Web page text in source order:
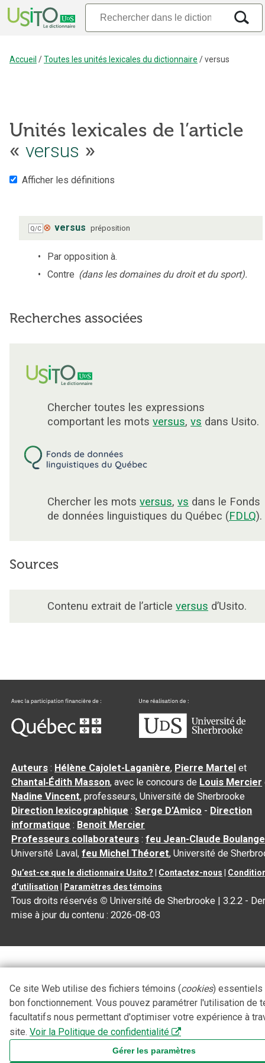
Accueil /Toutes les unités lexicales du dictionnaire /versus
Unités lexicales de l’article
« versus »
Afficher les définitions
Q/C ⊗ versus préposition
Par opposition à.
Contre (dans les domaines du droit et du sport).
Recherches associées
Chercher toutes les expressions
comportant les mots versus, vs dans Usito.
Chercher les mots versus, vs dans le Fonds
de données linguistiques du Québec (FDLQ).
Sources
Contenu extrait de l’article versus d’Usito.
Auteurs : Hélène Cajolet-Laganière, Pierre Martel et
Chantal‑Édith Masson, avec le concours de Louis Mercier
Nadine Vincent, professeurs, Université de Sherbrooke
Direction lexicographique :Serge D’Amico - Direction
informatique : Benoit Mercier
Professeurs collaborateurs :feu Jean-Claude
Université Laval,feu Michel Théoret, Université de
Qu’est-ce que le dictionnaire Usito ? Contactez-nous
d’utilisation
Paramètres des témoins
Tous droits réservés © Université de Sherbrooke |3.2.2 -
mise à jour du contenu :2026-08-03
Ce site Web utilise des fichiers témoins (cookies) essentiels
bon fonctionnement. Vous pouvez paramétrer l'utilisation de
facultatifs nous permettant d'optimiser votre expérience à
site. Voir la Politique de confidentialité
Gérer les paramètres